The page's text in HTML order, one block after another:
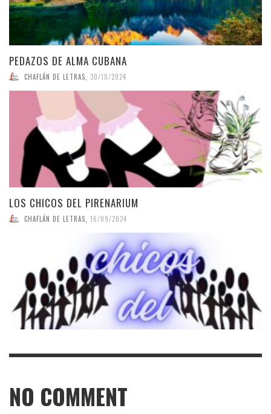
PEDAZOS DE ALMA CUBANA
CHAFLÁN DE LETRAS 30/10/2024
LOS CHICOS DEL PIRENARIUM
CHAFLÁN DE LETRAS 16/09/2024
NO COMMENT